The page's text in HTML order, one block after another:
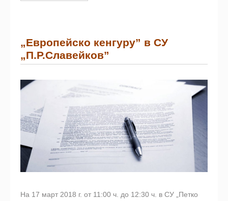
„Европейско кенгуру” в СУ
„П.Р.Славейков”
На 17 март 2018 г. от 11:00 ч. до 12:30 ч. в СУ „Петко